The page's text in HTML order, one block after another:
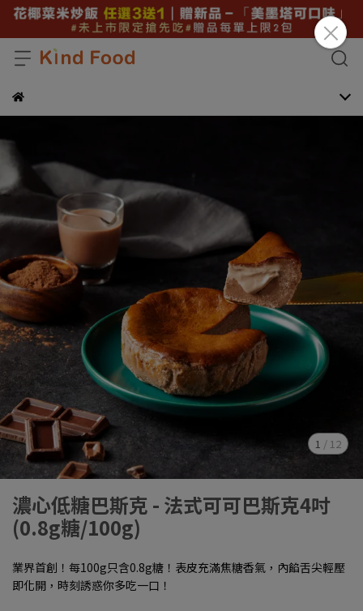
1 / 12
濃心低糖巴斯克 - 法式可可巴斯克4吋
(0.8g糖/100g)
業界首創！每100g只含0.8g糖！表皮充滿焦糖香氣，內餡舌尖輕壓
即化開，時刻誘惑你多吃一口！